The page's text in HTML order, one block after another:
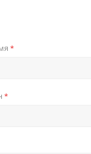
*
*